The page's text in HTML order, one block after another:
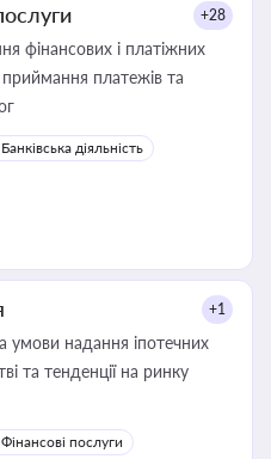
+28
фінансових і платіжних
Банківська діяльність
+1
умови надання іпотечних
та тенденції на ринку
Фінансові послуги